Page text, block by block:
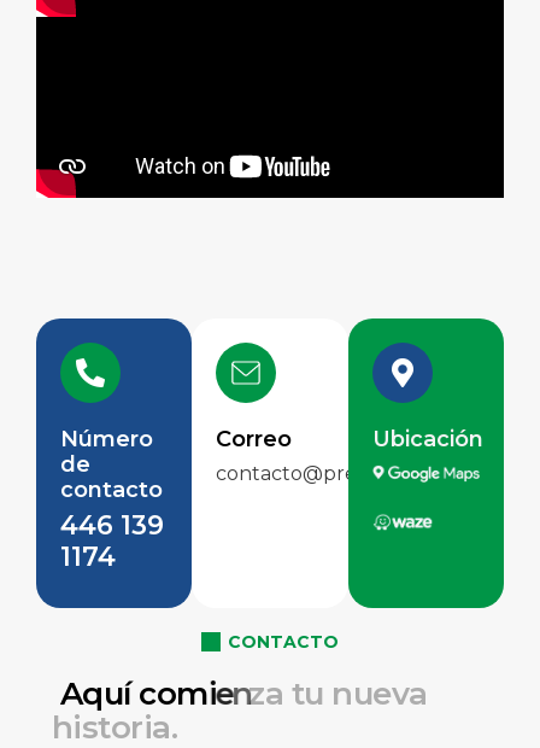
Número
de
contacto
446 139
1174
Correo
contacto@preservejuriquilla.mx
Ubicación
CONTACTO
Aquí comienza tu nueva
historia.